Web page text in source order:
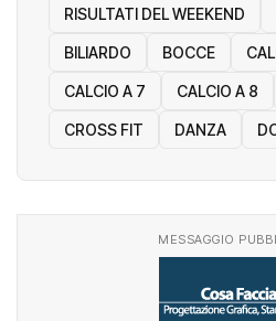
RISULTATI DEL WEEKEND
BILIARDO BOCCE
CALCIO A 7 CALCIO A 8
CROSS FIT DANZA
MESSAGGIO